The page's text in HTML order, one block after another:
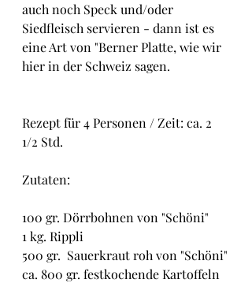
auch noch Speck und/oder
Siedfleisch servieren - dann ist es
eine Art von "Berner Platte, wie wir
hier in der Schweiz sagen.
Rezept für 4 Personen / Zeit: ca. 2
1/2 Std.
Zutaten:
100 gr. Dörrbohnen von "Schöni"
1 kg. Rippli
500 gr.  Sauerkraut roh von "Schöni"
ca. 800 gr. festkochende Kartoffeln